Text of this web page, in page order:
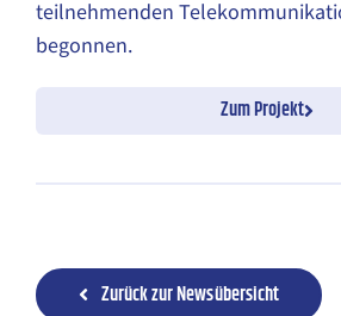
teilnehmenden
begonnen.
Zum Projekt
Zurück zur Newsübersicht